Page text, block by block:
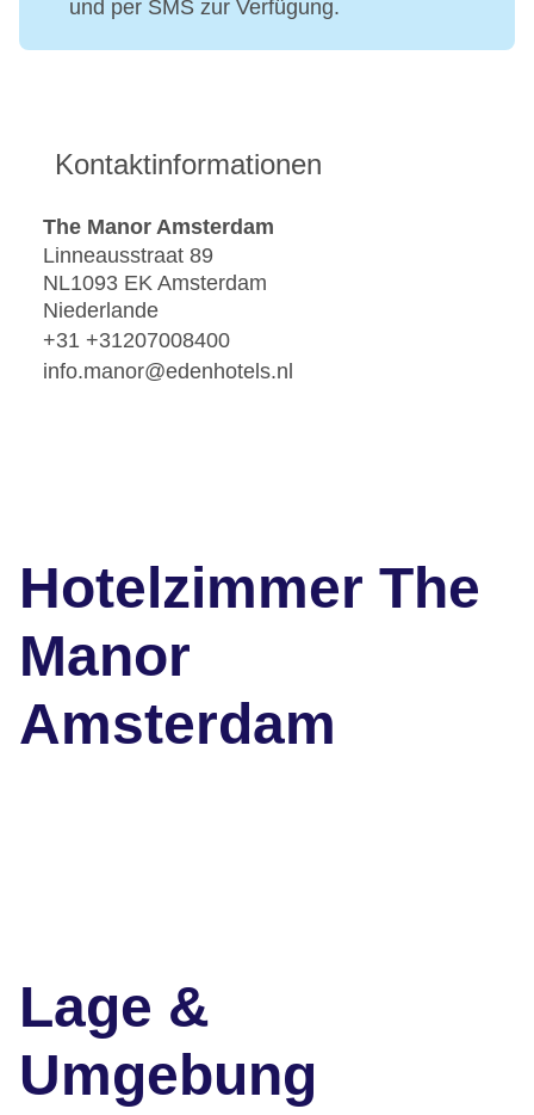
und per SMS zur Verfügung.
Kontaktinformationen
The Manor Amsterdam
Linneausstraat 89
NL1093 EK Amsterdam
Niederlande
+31 +31207008400
info.manor@edenhotels.nl
Hotelzimmer The
Manor
Amsterdam
Lage &
Umgebung